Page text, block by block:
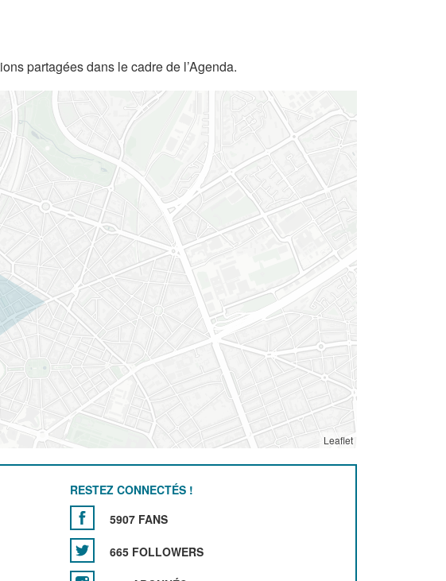
partagées dans le cadre de l’Agenda.
Leaflet
RESTEZ CONNECTÉS !
5907 FANS
665 FOLLOWERS